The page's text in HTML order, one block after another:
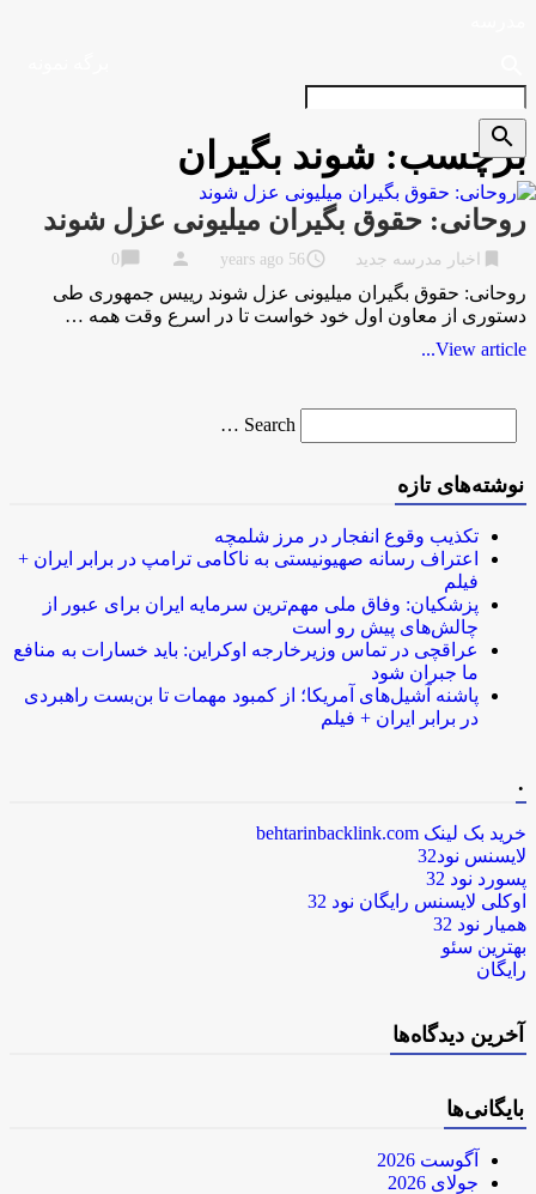
برچسب: شوند بگیران
روحانی: حقوق بگیران میلیونی عزل شوند
اخبار مدرسه جدید access_time
56 years ago
person
chat_bubble
روحانی: حقوق بگیران میلیونی عزل شوند رییس جمهوری طی
دستوری از معاون اول خود خواست تا در اسرع وقت همه …
View article...
for
Search …
search
نوشته‌های تازه
تکذیب وقوع انفجار در مرز شلمچه
اعتراف رسانه صهیونیستی به ناکامی ترامپ در برابر ایران +
فیلم
پزشکیان: وفاق ملی مهم‌ترین سرمایه ایران برای عبور از
چالش‌های پیش رو است
عراقچی در تماس وزیرخارجه اوکراین: باید خسارات به منافع
ما جبران شود
پاشنه آشیل‌های آمریکا؛ از کمبود مهمات تا بن‌بست راهبردی
در برابر ایران + فیلم
خرید بک لینک behtarinbacklink.com
لایسنس نود32
پسورد نود 32
اوکلی لایسنس رایگان نود 32
همیار نود 32
بهترین سئو
رایگان
آخرین دیدگاه‌ها
بایگانی‌ها
آگوست 2026
جولای 2026